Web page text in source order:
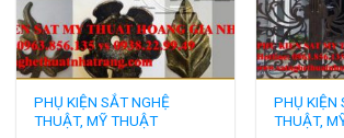
PHỤ KIỆN SẮT NGHỆ
THUẬT, MỸ THUẬT
PHỤ KIỆN
THUẬT,